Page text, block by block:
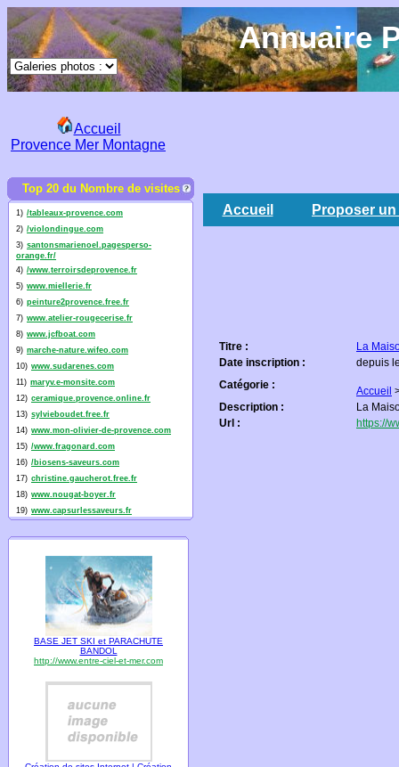
Annuaire
Accueil
Provence Mer Montagne
Top 20 du Nombre de visites
1) /tableaux-provence.com
2) /violondingue.com
3) santonsmarienoel.pagesperso-
orange.fr/
4) /www.terroirsdeprovence.fr
5) www.miellerie.fr
6) peinture2provence.free.fr
7) www.atelier-rougecerise.fr
8) www.jcfboat.com
9) marche-nature.wifeo.com
10) www.sudarenes.com
11) maryv.e-monsite.com
12) ceramique.provence.online.fr
13) sylvieboudet.free.fr
14) www.mon-olivier-de-provence.com
15) /www.fragonard.com
16) /biosens-saveurs.com
17) christine.gaucherot.free.fr
18) www.nougat-boyer.fr
19) www.capsurlessaveurs.fr
BASE JET SKI et PARACHUTE
BANDOL
http://www.entre-ciel-et-mer.com
Accueil Proposer
Titre :
La
Date inscription :
depuis
Catégorie :
Accueil
Description :
La
Url :
https://